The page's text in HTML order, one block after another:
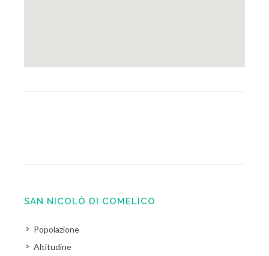
SAN NICOLÒ DI COMELICO
Popolazione
Altitudine